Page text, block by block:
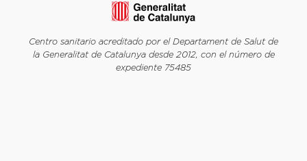
Centro sanitario acreditado por el Departament de Salut de
la Generalitat de Catalunya desde 2012, con el número de
expediente 75485